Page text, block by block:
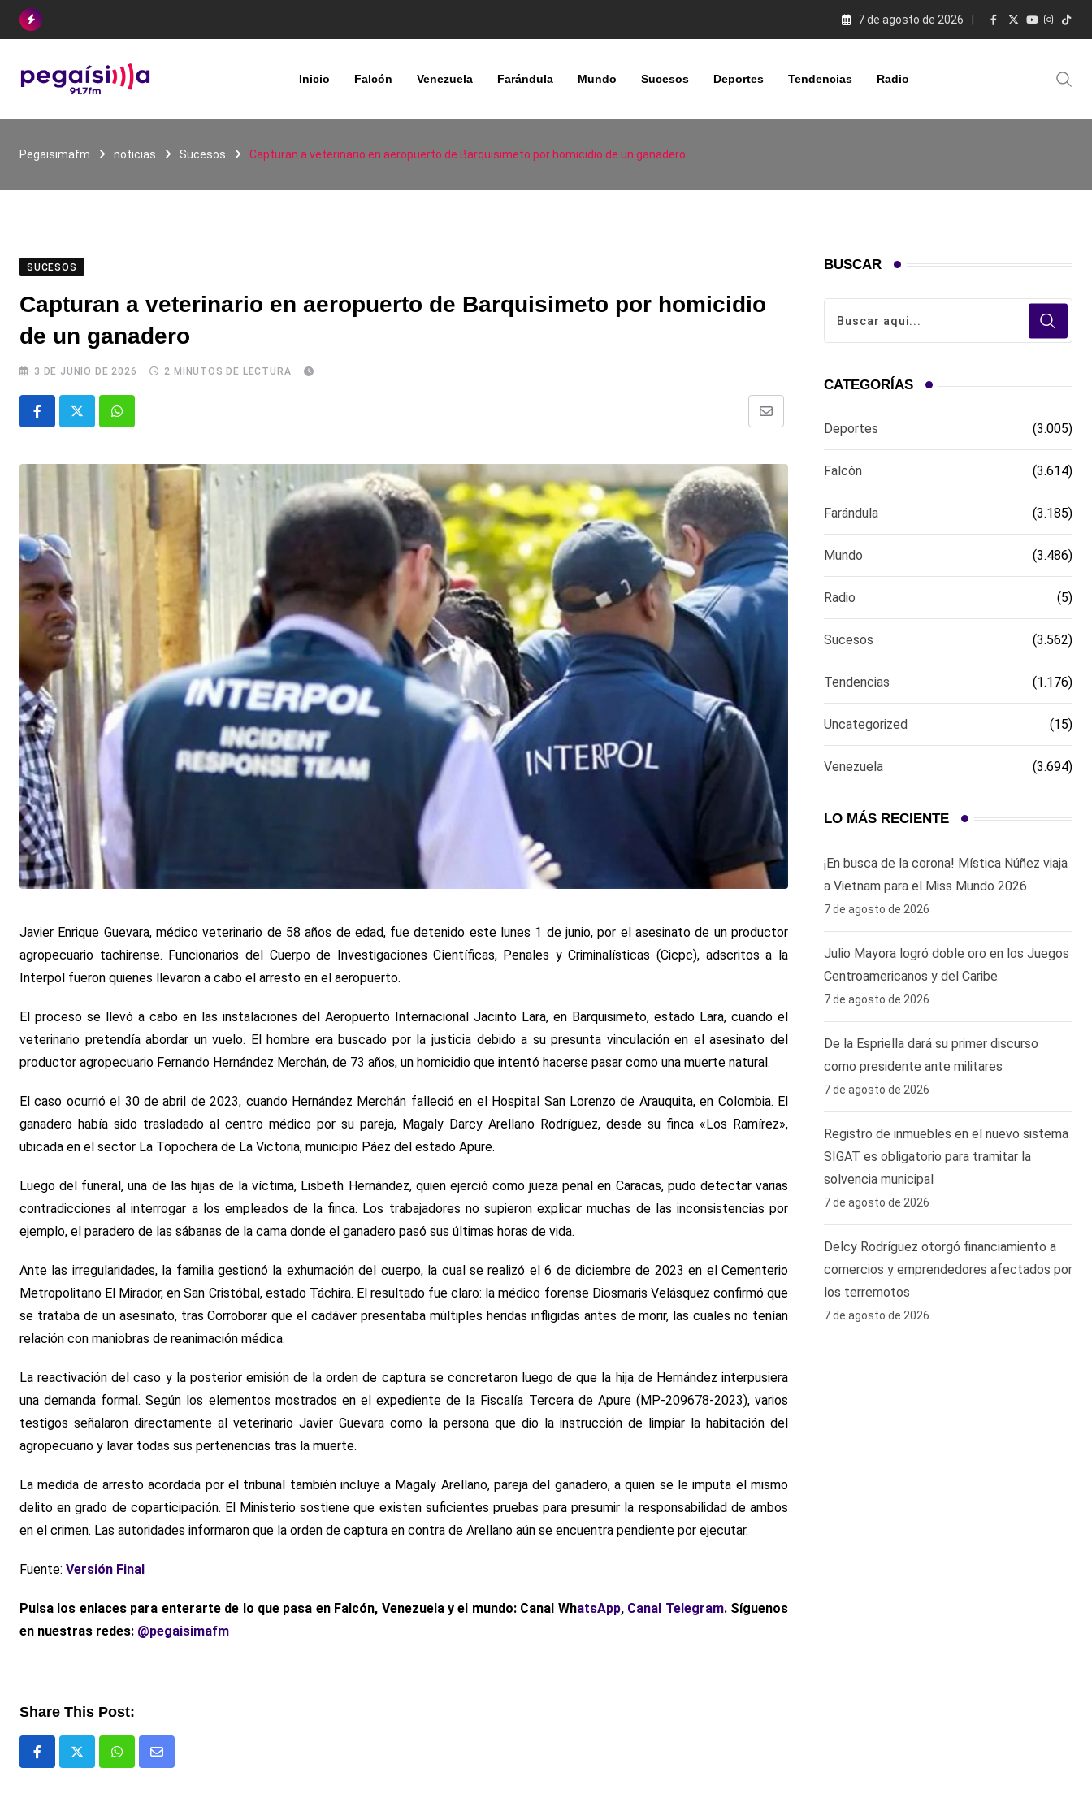
Skip
7 de agosto de 2026
Inicio Falcón Venezuela Farándula Mundo Sucesos Deportes Tendencias Radio
Pegaisimafm noticias Sucesos Capturan a veterinario en aeropuerto de Barquisimeto por homicidio de un ganadero
SUCESOS
Capturan a veterinario en aeropuerto de Barquisimeto por homicidio
de un ganadero
3 DE JUNIO DE 2026 2 MINUTOS DE LECTURA
Whatsapp
Comparte
email
Javier Enrique Guevara, médico veterinario de 58 años de edad, fue detenido este lunes 1 de junio, por el asesinato de un productor
agropecuario tachirense. Funcionarios del Cuerpo de Investigaciones Científicas, Penales y Criminalísticas (Cicpc), adscritos a la
Interpol fueron quienes llevaron a cabo el arresto en el aeropuerto.
El proceso se llevó a cabo en las instalaciones del Aeropuerto Internacional Jacinto Lara, en Barquisimeto, estado Lara, cuando el
veterinario pretendía abordar un vuelo. El hombre era buscado por la justicia debido a su presunta vinculación en el asesinato del
productor agropecuario Fernando Hernández Merchán, de 73 años, un homicidio que intentó hacerse pasar como una muerte natural.
El caso ocurrió el 30 de abril de 2023, cuando Hernández Merchán falleció en el Hospital San Lorenzo de Arauquita, en Colombia. El
ganadero había sido trasladado al centro médico por su pareja, Magaly Darcy Arellano Rodríguez, desde su finca «Los Ramírez»,
ubicada en el sector La Topochera de La Victoria, municipio Páez del estado Apure.
Luego del funeral, una de las hijas de la víctima, Lisbeth Hernández, quien ejerció como jueza penal en Caracas, pudo detectar varias
contradicciones al interrogar a los empleados de la finca. Los trabajadores no supieron explicar muchas de las inconsistencias por
ejemplo, el paradero de las sábanas de la cama donde el ganadero pasó sus últimas horas de vida.
Ante las irregularidades, la familia gestionó la exhumación del cuerpo, la cual se realizó el 6 de diciembre de 2023 en el Cementerio
Metropolitano El Mirador, en San Cristóbal, estado Táchira. El resultado fue claro: la médico forense Diosmaris Velásquez confirmó que
se trataba de un asesinato, tras Corroborar que el cadáver presentaba múltiples heridas infligidas antes de morir, las cuales no tenían
relación con maniobras de reanimación médica.
La reactivación del caso y la posterior emisión de la orden de captura se concretaron luego de que la hija de Hernández interpusiera
una demanda formal. Según los elementos mostrados en el expediente de la Fiscalía Tercera de Apure (MP-209678-2023), varios
testigos señalaron directamente al veterinario Javier Guevara como la persona que dio la instrucción de limpiar la habitación del
agropecuario y lavar todas sus pertenencias tras la muerte.
La medida de arresto acordada por el tribunal también incluye a Magaly Arellano, pareja del ganadero, a quien se le imputa el mismo
delito en grado de coparticipación. El Ministerio sostiene que existen suficientes pruebas para presumir la responsabilidad de ambos
en el crimen. Las autoridades informaron que la orden de captura en contra de Arellano aún se encuentra pendiente por ejecutar.
Fuente: Versión Final
Pulsa los enlaces para enterarte de lo que pasa en Falcón, Venezuela y el mundo: Canal WhatsApp, Canal Telegram. Síguenos
en nuestras redes: @pegaisimafm
Share This Post:
WhatsappComparte
BUSCAR
CATEGORÍAS
Deportes (3.005)
Falcón (3.614)
Farándula (3.185)
Mundo (3.486)
Radio (5)
Sucesos (3.562)
Tendencias (1.176)
Uncategorized (15)
Venezuela (3.694)
LO MÁS RECIENTE
¡En busca de la corona! Mística Núñez viaja
a Vietnam para el Miss Mundo 2026
7 de agosto de 2026
Julio Mayora logró doble oro en los Juegos
Centroamericanos y del Caribe
7 de agosto de 2026
De la Espriella dará su primer discurso
como presidente ante militares
7 de agosto de 2026
Registro de inmuebles en el nuevo sistema
SIGAT es obligatorio para tramitar la
solvencia municipal
7 de agosto de 2026
Delcy Rodríguez otorgó financiamiento a
comercios y emprendedores afectados por
los terremotos
7 de agosto de 2026